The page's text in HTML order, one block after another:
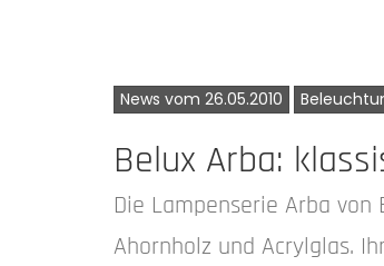
News vom 26.05.2010
Belux Arba:
Die Lampenserie Arba
Ahornholz und Acrylglas.